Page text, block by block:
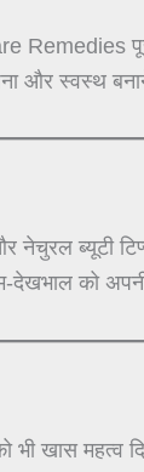
और स्वस्थ
ब्यूटी टिप्स
को अपनी
महत्व दिया